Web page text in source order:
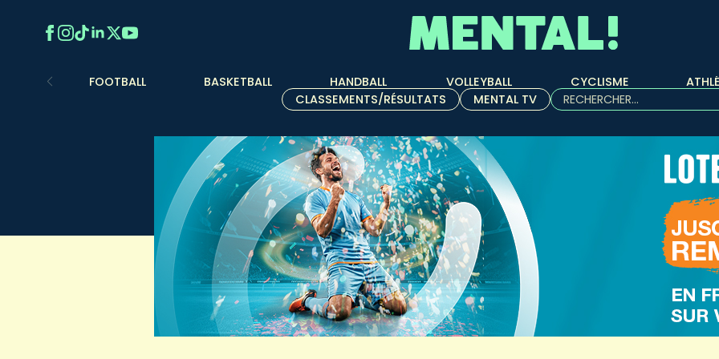
FOOTBALL BASKETBALL HANDBALL VOLLEYBALL CYCLISME
CLASSEMENTS/RÉSULTATS
MENTAL TV
Rechercher :